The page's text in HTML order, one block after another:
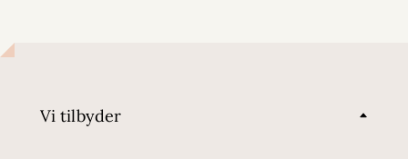
Vi tilbyder